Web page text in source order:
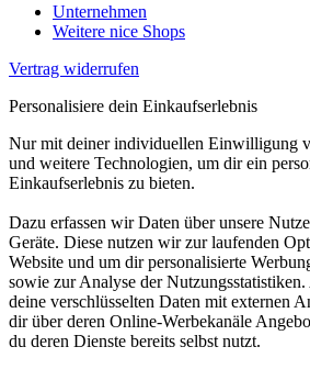
Unternehmen
Weitere nice Shops
Vertrag widerrufen
Personalisiere dein Einkaufserlebnis
Nur mit deiner individuellen Einwilligung
und weitere Technologien, um dir ein
Einkaufserlebnis zu bieten.
Dazu erfassen wir Daten über unsere
Geräte. Diese nutzen wir zur laufenden
Website und um dir personalisierte
sowie zur Analyse der
deine verschlüsselten Daten mit externen
dir über deren Online-Werbekanäle
du deren Dienste bereits selbst nutzt.